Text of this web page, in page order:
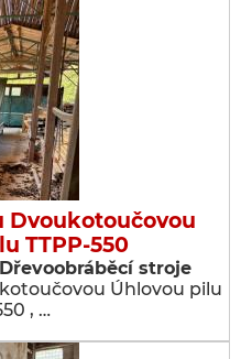
Dvoukotoučovou
TTPP-550
stroje
Úhlovou pilu
, …